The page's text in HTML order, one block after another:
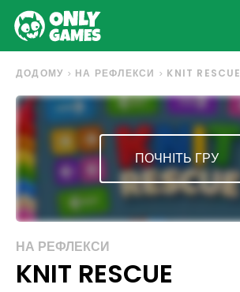
ДОДОМУ НА РЕФЛЕКСИ KNIT RESCUE
ПОЧНІТЬ ГРУ
НА РЕФЛЕКСИ
KNIT RESCUE